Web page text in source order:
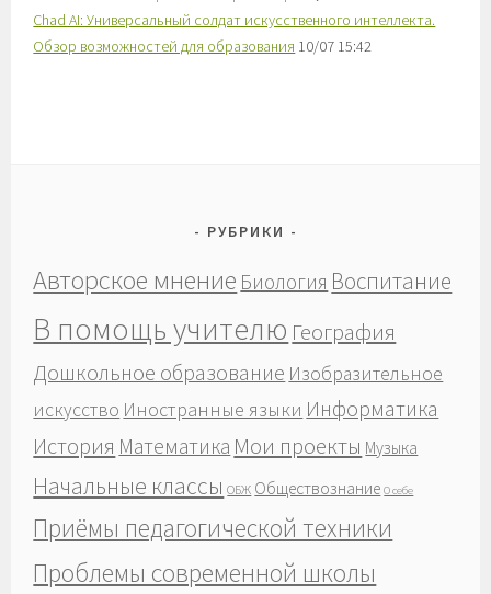
Chad AI: Универсальный солдат искусственного интеллекта.
Обзор возможностей для образования 10/07 15:42
РУБРИКИ
Авторское мнение Биология Воспитание
В помощь учителю География
Дошкольное образование Изобразительное
искусство Иностранные языки Информатика
История Математика Мои проекты Музыка
Начальные классы ОБЖ Обществознание О себе
Приёмы педагогической техники
Проблемы современной школы